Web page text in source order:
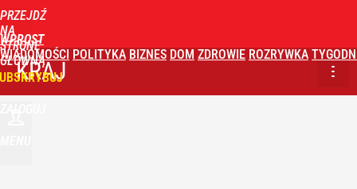
PRZEJDŹ
NA
STRONĘ
GŁÓWNĄ
WPROST
WIADOMOŚCI POLITYKA BIZNES DOM ZDROWIE ROZRYWKA
KRAJ